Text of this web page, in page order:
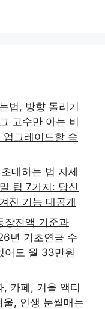
법, 방향 돌리기
고수만 아는 비
그레이드할 숨
대하는 법 자세
팁 7가지: 당신
진 기능 대공개
장잔액 기준과
년 기초연금 수
어도 월 33만원
카페, 겨울 액티
, 인생 눈썰매는